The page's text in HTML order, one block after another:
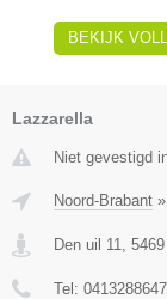
BEKIJK
Lazzarella
Niet gevestigd
Noord-Brabant »
Den uil 11
Tel: 0413288647